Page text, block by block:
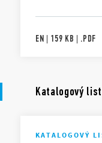
EN | 159 KB | .PDF
Katalogový list
KATALOGOVÝ